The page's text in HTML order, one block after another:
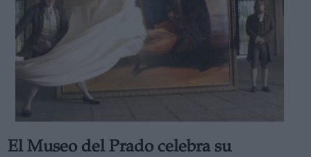
El Museo del Prado celebra su